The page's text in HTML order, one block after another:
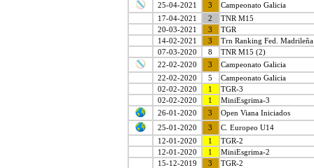
25-04-2021
3
Campeonato Galicia
17-04-2021
2
TNR M15
20-03-2021
3
TGR
14-02-2021
3
Trn Ranking Fed. Madrileña
07-03-2020
8
TNR M15 (2)
22-02-2020
3
Campeonato Galicia
22-02-2020
5
Campeonato Galicia
02-02-2020
1
TGR-3
02-02-2020
1
MiniEsgrima-3
26-01-2020
3
Open Viana Iniciados
25-01-2020
3
C. Europeo U14
12-01-2020
1
TGR-2
12-01-2020
1
MiniEsgrima-2
15-12-2019
3
TGR-2